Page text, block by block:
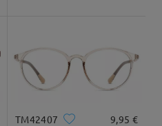
TM42407 9,95 €